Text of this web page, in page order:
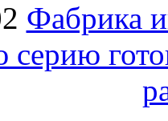
Фабрика
серию